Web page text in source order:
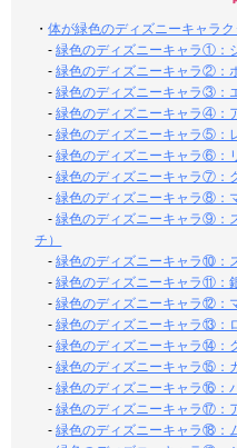
・体が緑色のディズニーキャラク
-緑色のディズニーキャラ①：
-緑色のディズニーキャラ②：
-緑色のディズニーキャラ③：
-緑色のディズニーキャラ④：
-緑色のディズニーキャラ⑤：
-緑色のディズニーキャラ⑥：
-緑色のディズニーキャラ⑦：
-緑色のディズニーキャラ⑧：
-緑色のディズニーキャラ⑨：
チ）
-緑色のディズニーキャラ⑩：
-緑色のディズニーキャラ⑪：
-緑色のディズニーキャラ⑫：
-緑色のディズニーキャラ⑬：
-緑色のディズニーキャラ⑭：
-緑色のディズニーキャラ⑮：
-緑色のディズニーキャラ⑯：
-緑色のディズニーキャラ⑰：
-緑色のディズニーキャラ⑱：